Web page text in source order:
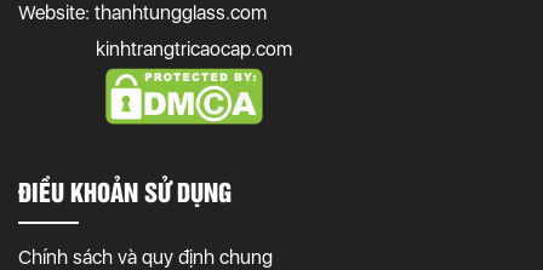
Website: thanhtungglass.com
kinhtrangtricaocap.com
ĐIỀU KHOẢN SỬ DỤNG
Chính sách và quy định chung